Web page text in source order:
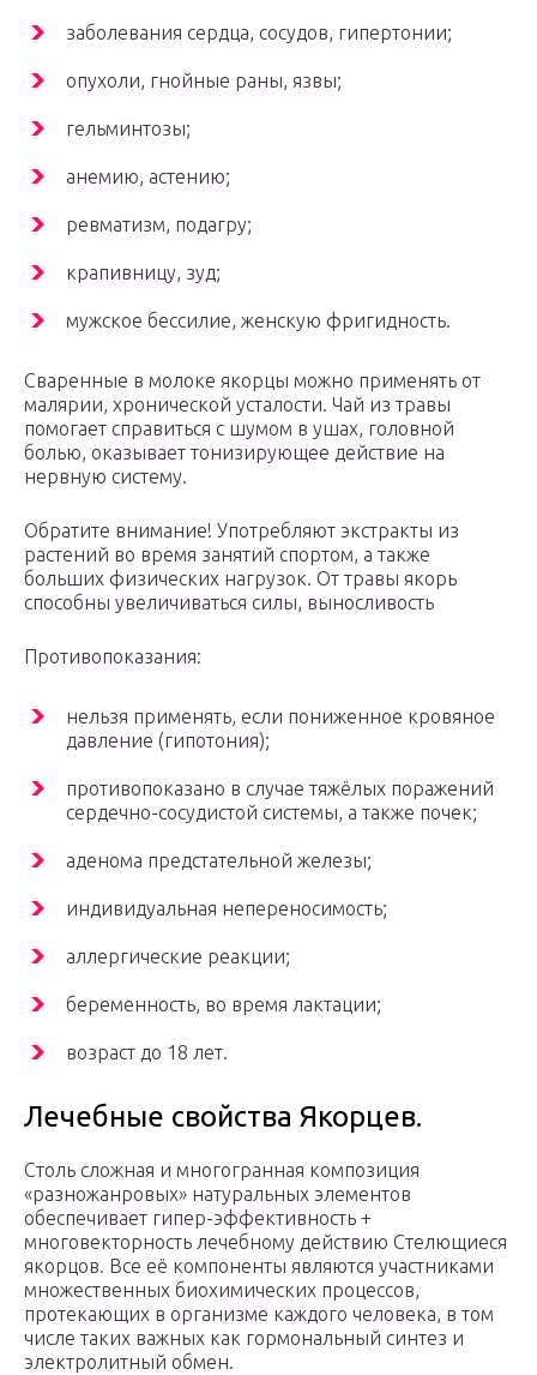
заболевания сердца, сосудов, гипертонии;
опухоли, гнойные раны, язвы;
гельминтозы;
анемию, астению;
ревматизм, подагру;
крапивницу, зуд;
мужское бессилие, женскую фригидность.
Сваренные в молоке якорцы можно применять от
малярии, хронической усталости. Чай из травы
помогает справиться с шумом в ушах, головной
болью, оказывает тонизирующее действие на
нервную систему.
Обратите внимание! Употребляют экстракты из
растений во время занятий спортом, а также
больших физических нагрузок. От травы якорь
способны увеличиваться силы, выносливость
Противопоказания:
нельзя применять, если пониженное кровяное
давление (гипотония);
противопоказано в случае тяжёлых поражений
сердечно-сосудистой системы, а также почек;
аденома предстательной железы;
индивидуальная непереносимость;
аллергические реакции;
беременность, во время лактации;
возраст до 18 лет.
Лечебные свойства Якорцев.
Столь сложная и многогранная композиция
«разножанровых» натуральных элементов
обеспечивает гипер-эффективность +
многовекторность лечебному действию Стелющиеся
якорцов. Все её компоненты являются участниками
множественных биохимических процессов,
протекающих в организме каждого человека, в том
числе таких важных как гормональный синтез и
электролитный обмен.